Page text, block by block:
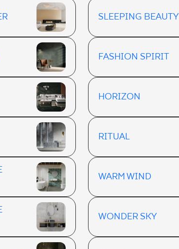
SLEEPING BEAUTY
FASHION SPIRIT
HORIZON
RITUAL
WARM WIND
WONDER SKY